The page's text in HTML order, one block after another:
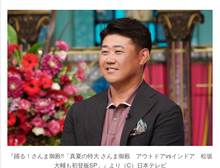
『踊る！さんま御殿!!「真夏の特大 さんま御殿 アウトドアvsインドア 松坂
大輔も初登板SP」』より（C）日本テレビ